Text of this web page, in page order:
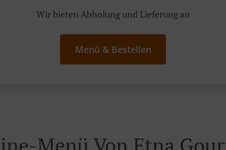
Wir bieten Abholung und Lieferung an
Menü & Bestellen